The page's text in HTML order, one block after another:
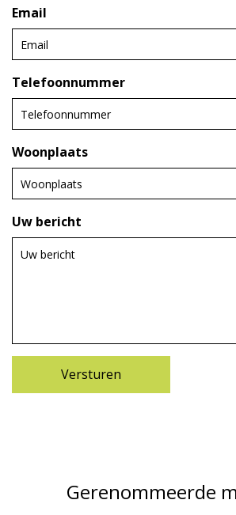
Email
Telefoonnummer
Woonplaats
Uw bericht
Gerenommeerde